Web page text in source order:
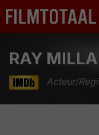
RAY
Acteur/